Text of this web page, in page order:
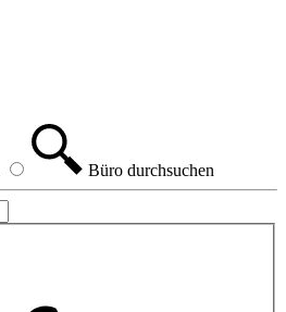
Büro durchsuchen